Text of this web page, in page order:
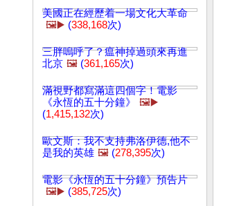
美國正在經歷着一場文化大革命
🖼️▶️ (338,168次)
三胖嗚呼了？瘟神掉過頭來再進
北京 🖼️ (361,165次)
滿視野都寫滿這四個字！電影
《永恆的五十分鐘》
🖼️▶️
(1,415,132次)
歐文斯：我不支持弗洛伊德,他不
是我的英雄 🖼️ (278,395次)
電影《永恆的五十分鐘》預告片
🖼️▶️ (385,725次)